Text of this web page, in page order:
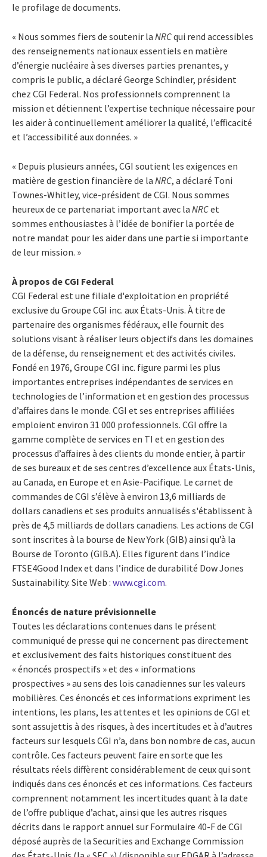
le profilage de documents.
« Nous sommes fiers de soutenir la NRCqui rend accessibles
des renseignements nationaux essentiels en matière
d’énergie nucléaire à ses diverses parties prenantes, y
compris le public, a déclaré George Schindler, président
chez CGI Federal. Nos professionnels comprennent la
mission et détiennent l’expertise technique nécessaire pour
les aider à continuellement améliorer la qualité, l’efficacité
et l’accessibilité aux données. »
« Depuis plusieurs années, CGI soutient les exigences en
matière de gestion financière de la NRC, a déclaré Toni
Townes-Whitley, vice-président de CGI. Nous sommes
heureux de ce partenariat important avec la NRCet
sommes enthousiastes à l’idée de bonifier la portée de
notre mandat pour les aider dans une partie si importante
de leur mission. »
À propos de CGI Federal
CGI Federal est une filiale d'exploitation en propriété
exclusive du Groupe CGI inc. aux États-Unis. À titre de
partenaire des organismes fédéraux, elle fournit des
solutions visant à réaliser leurs objectifs dans les domaines
de la défense, du renseignement et des activités civiles.
Fondé en 1976, Groupe CGI inc. figure parmi les plus
importantes entreprises indépendantes de services en
technologies de l’information et en gestion des processus
d’affaires dans le monde. CGI et ses entreprises affiliées
emploient environ 31 000 professionnels. CGI offre la
gamme complète de services en TI et en gestion des
processus d’affaires à des clients du monde entier, à partir
de ses bureaux et de ses centres d’excellence aux États-Unis,
au Canada, en Europe et en Asie-Pacifique. Le carnet de
commandes de CGI s’élève à environ 13,6 milliards de
dollars canadiens et ses produits annualisés s'établissent à
près de 4,5 milliards de dollars canadiens. Les actions de CGI
sont inscrites à la bourse de New York (GIB) ainsi qu’à la
Bourse de Toronto (GIB.A). Elles figurent dans l’indice
FTSE4Good Index et dans l’indice de durabilité Dow Jones
Sustainability. Site Web : www.cgi.com.
Énoncés de nature prévisionnelle
Toutes les déclarations contenues dans le présent
communiqué de presse qui ne concernent pas directement
et exclusivement des faits historiques constituent des
« énoncés prospectifs » et des « informations
prospectives » au sens des lois canadiennes sur les valeurs
mobilières. Ces énoncés et ces informations expriment les
intentions, les plans, les attentes et les opinions de CGI et
sont assujettis à des risques, à des incertitudes et à d’autres
facteurs sur lesquels CGI n’a, dans bon nombre de cas, aucun
contrôle. Ces facteurs peuvent faire en sorte que les
résultats réels diffèrent considérablement de ceux qui sont
indiqués dans ces énoncés et ces informations. Ces facteurs
comprennent notamment les incertitudes quant à la date
de l’offre publique d’achat, ainsi que les autres risques
décrits dans le rapport annuel sur Formulaire 40-F de CGI
déposé auprès de la Securities and Exchange Commission